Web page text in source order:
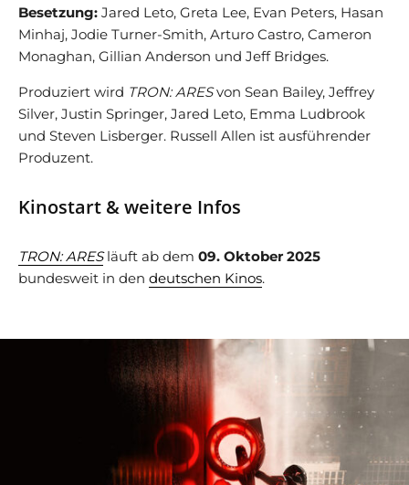
Besetzung: Jared Leto, Greta Lee, Evan Peters, Hasan
Minhaj, Jodie Turner-Smith, Arturo Castro, Cameron
Monaghan, Gillian Anderson und Jeff Bridges.
Produziert wird TRON: ARESvon Sean Bailey, Jeffrey
Silver, Justin Springer, Jared Leto, Emma Ludbrook
und Steven Lisberger. Russell Allen ist ausführender
Produzent.
Kinostart & weitere Infos
TRON: ARESläuft ab dem 09. Oktober 2025
bundesweit in den deutschen Kinos.